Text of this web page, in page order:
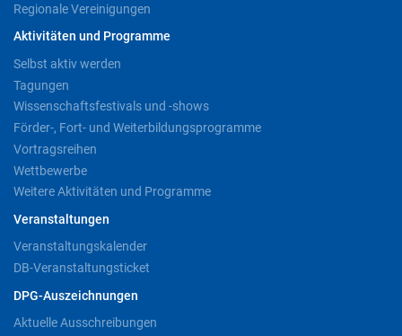
Regionale Vereinigungen
Aktivitäten und Programme
Selbst aktiv werden
Tagungen
Wissenschaftsfestivals und -shows
Förder-, Fort- und Weiterbildungsprogramme
Vortragsreihen
Wettbewerbe
Weitere Aktivitäten und Programme
Veranstaltungen
Veranstaltungskalender
DB-Veranstaltungsticket
DPG-Auszeichnungen
Aktuelle Ausschreibungen